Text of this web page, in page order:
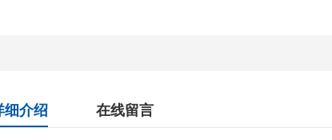
细介绍 在线留言